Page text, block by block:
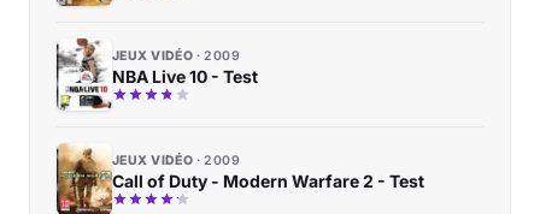
JEUX VIDÉO 2009
NBA Live 10 - Test
JEUX VIDÉO 2009
Call of Duty - Modern Warfare 2 - Test